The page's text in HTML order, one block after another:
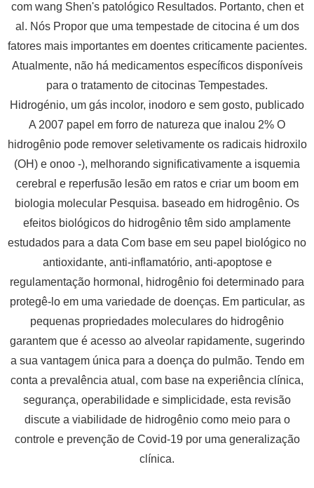
com wang Shen's patológico Resultados. Portanto, chen et
al. Nós Propor que uma tempestade de citocina é um dos
fatores mais importantes em doentes criticamente pacientes.
Atualmente, não há medicamentos específicos disponíveis
para o tratamento de citocinas Tempestades.
Hidrogénio, um gás incolor, inodoro e sem gosto, publicado
A 2007 papel em forro de natureza que inalou 2% O
hidrogênio pode remover seletivamente os radicais hidroxilo
(OH) e onoo -), melhorando significativamente a isquemia
cerebral e reperfusão lesão em ratos e criar um boom em
biologia molecular Pesquisa. baseado em hidrogênio. Os
efeitos biológicos do hidrogênio têm sido amplamente
estudados para a data Com base em seu papel biológico no
antioxidante, anti-inflamatório, anti-apoptose e
regulamentação hormonal, hidrogênio foi determinado para
protegê-lo em uma variedade de doenças. Em particular, as
pequenas propriedades moleculares do hidrogênio
garantem que é acesso ao alveolar rapidamente, sugerindo
a sua vantagem única para a doença do pulmão. Tendo em
conta a prevalência atual, com base na experiência clínica,
segurança, operabilidade e simplicidade, esta revisão
discute a viabilidade de hidrogênio como meio para o
controle e prevenção de Covid-19 por uma generalização
clínica.